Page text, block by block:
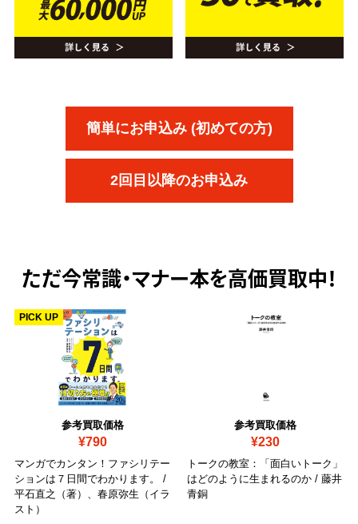
簡単にお申込み (初めての方)
2回目以降のお申込み
ただ今常識・マナー本を高価買取中！
参考買取価格
¥790
PICK UP
マンガでカンタン！ファシリテー
ションは７日間でわかります。 /
平石直之（著）、春原弥生（イラ
スト）
参考買取価格
¥230
トークの教室：「面白いトーク」
はどのように生まれるのか / 藤井
青銅